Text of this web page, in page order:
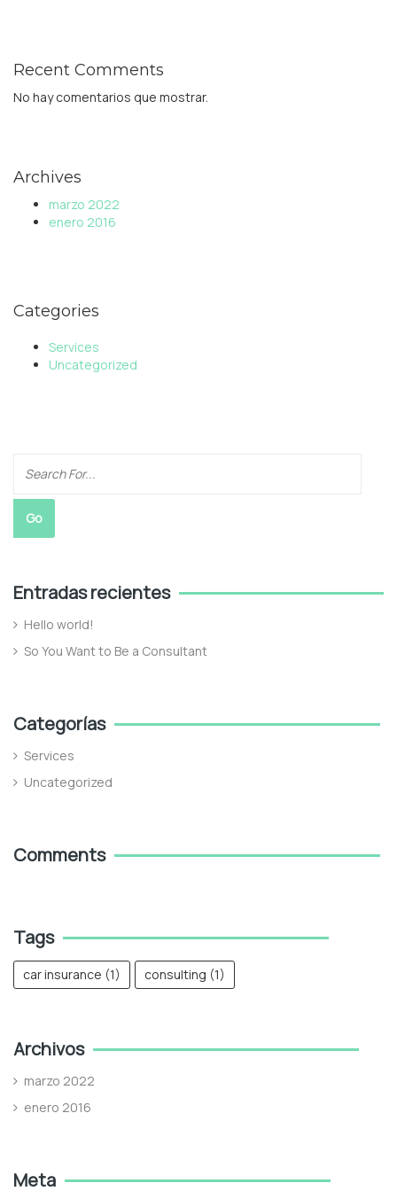
Recent Comments
No hay comentarios que mostrar.
Archives
marzo 2022
enero 2016
Categories
Services
Uncategorized
Entradas recientes
Hello world!
So You Want to Be a Consultant
Categorías
Services
Uncategorized
Comments
Tags
car insurance (1) consulting (1)
Archivos
marzo 2022
enero 2016
Meta